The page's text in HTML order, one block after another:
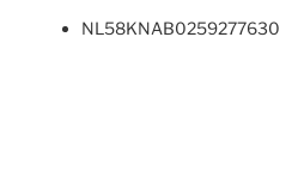
NL58KNAB0259277630